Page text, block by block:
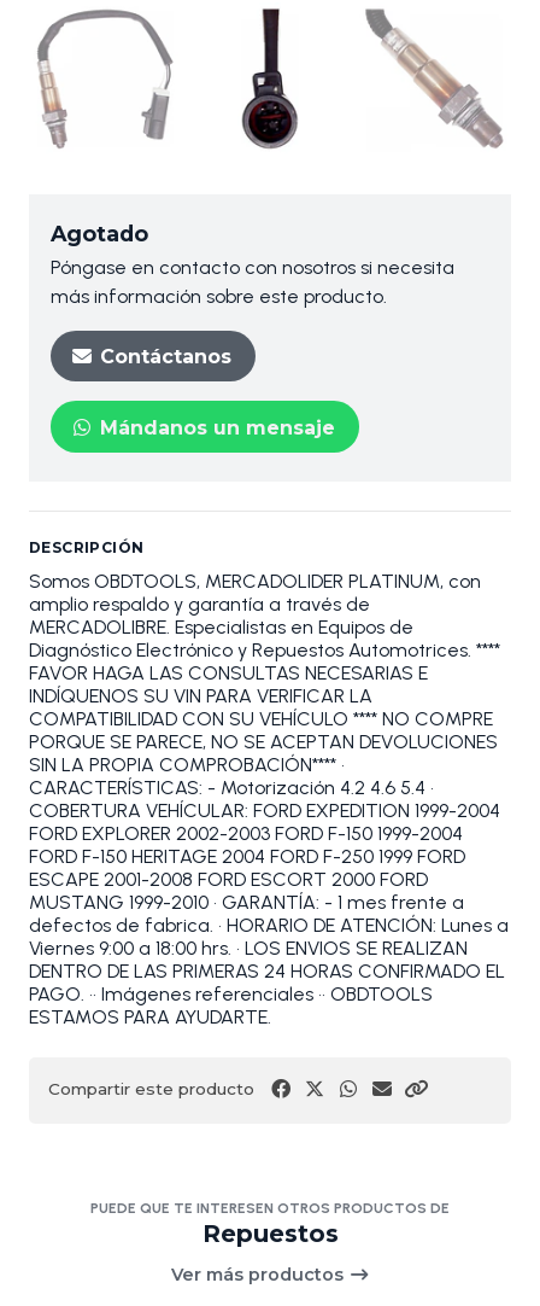
Agotado
Póngase en contacto con nosotros si necesita
más información sobre este producto.
Contáctanos
Mándanos un mensaje
DESCRIPCIÓN
Somos OBDTOOLS, MERCADOLIDER PLATINUM, con
amplio respaldo y garantía a través de
MERCADOLIBRE. Especialistas en Equipos de
Diagnóstico Electrónico y Repuestos Automotrices. ****
FAVOR HAGA LAS CONSULTAS NECESARIAS E
INDÍQUENOS SU VIN PARA VERIFICAR LA
COMPATIBILIDAD CON SU VEHÍCULO **** NO COMPRE
PORQUE SE PARECE, NO SE ACEPTAN DEVOLUCIONES
SIN LA PROPIA COMPROBACIÓN**** •
CARACTERÍSTICAS: - Motorización 4.2 4.6 5.4 •
COBERTURA VEHÍCULAR: FORD EXPEDITION 1999-2004
FORD EXPLORER 2002-2003 FORD F-150 1999-2004
FORD F-150 HERITAGE 2004 FORD F-250 1999 FORD
ESCAPE 2001-2008 FORD ESCORT 2000 FORD
MUSTANG 1999-2010 • GARANTÍA: - 1 mes frente a
defectos de fabrica. • HORARIO DE ATENCIÓN: Lunes a
Viernes 9:00 a 18:00 hrs. • LOS ENVIOS SE REALIZAN
DENTRO DE LAS PRIMERAS 24 HORAS CONFIRMADO EL
PAGO. •• Imágenes referenciales •• OBDTOOLS
ESTAMOS PARA AYUDARTE.
Compartir este producto
PUEDE QUE TE INTERESEN OTROS PRODUCTOS DE
Repuestos
Ver más productos